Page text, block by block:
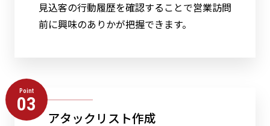
見込客の行動履歴を確認することで営業訪問
前に興味のありかが把握できます。
Point
03
アタックリスト作成